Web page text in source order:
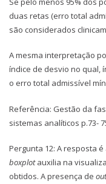
duas retas (erro total
são considerados
A mesma interpretação
índice de desvio no qual,
o erro total admissível
Referência: Gestão da
sistemas analíticos p.73-
Pergunta 12: A resposta
boxplotauxilia na
obtidos. A presença de